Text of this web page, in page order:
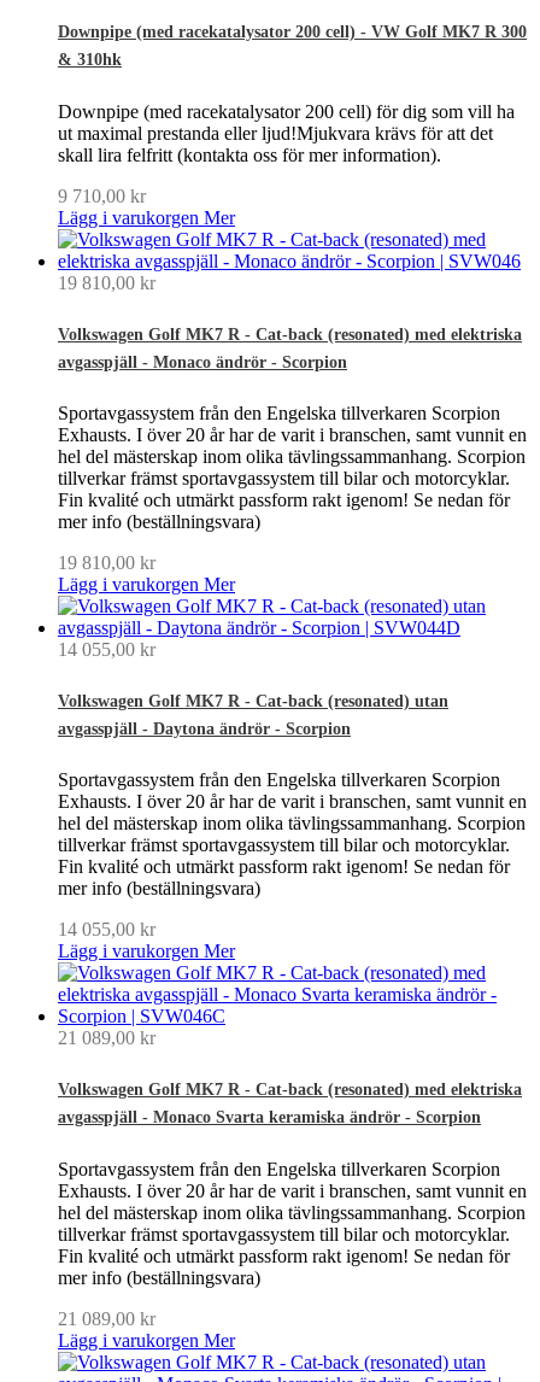
Downpipe (med racekatalysator 200 cell) - VW Golf MK7 R 300
& 310hk
Downpipe (med racekatalysator 200 cell) för dig som vill ha
ut maximal prestanda eller ljud!Mjukvara krävs för att det
skall lira felfritt (kontakta oss för mer information).
9 710,00 kr
Lägg i varukorgen Mer
19 810,00 kr
Volkswagen Golf MK7 R - Cat-back (resonated) med elektriska
avgasspjäll - Monaco ändrör - Scorpion
Sportavgassystem från den Engelska tillverkaren Scorpion
Exhausts. I över 20 år har de varit i branschen, samt vunnit en
hel del mästerskap inom olika tävlingssammanhang. Scorpion
tillverkar främst sportavgassystem till bilar och motorcyklar.
Fin kvalité och utmärkt passform rakt igenom! Se nedan för
mer info (beställningsvara)
19 810,00 kr
Lägg i varukorgen Mer
14 055,00 kr
Volkswagen Golf MK7 R - Cat-back (resonated) utan
avgasspjäll - Daytona ändrör - Scorpion
Sportavgassystem från den Engelska tillverkaren Scorpion
Exhausts. I över 20 år har de varit i branschen, samt vunnit en
hel del mästerskap inom olika tävlingssammanhang. Scorpion
tillverkar främst sportavgassystem till bilar och motorcyklar.
Fin kvalité och utmärkt passform rakt igenom! Se nedan för
mer info (beställningsvara)
14 055,00 kr
Lägg i varukorgen Mer
21 089,00 kr
Volkswagen Golf MK7 R - Cat-back (resonated) med elektriska
avgasspjäll - Monaco Svarta keramiska ändrör - Scorpion
Sportavgassystem från den Engelska tillverkaren Scorpion
Exhausts. I över 20 år har de varit i branschen, samt vunnit en
hel del mästerskap inom olika tävlingssammanhang. Scorpion
tillverkar främst sportavgassystem till bilar och motorcyklar.
Fin kvalité och utmärkt passform rakt igenom! Se nedan för
mer info (beställningsvara)
21 089,00 kr
Lägg i varukorgen Mer